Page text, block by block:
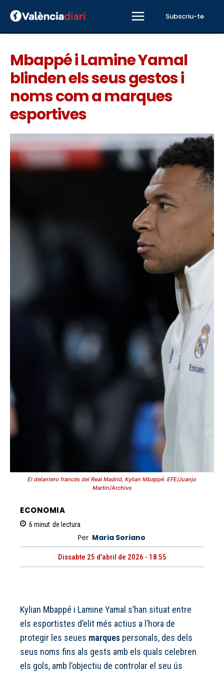
Subscriu-te
Mbappé i Lamine Yamal
blinden els seus gestos i
noms com a marques
esportives
El delantero francés del Real Madrid, Kylian Mbappé. EFE/Juanjo
Martín/Archivo
ECONOMIA
6 minut de lectura
Per Maria Soriano
Dissabte 25 d'abril de 2026 - 18:55
Kylian Mbappé i Lamine Yamal s’han situat entre
els esportistes d’elit més actius a l’hora de
protegir les seues marques personals, des dels
seus noms fins als gests amb els quals celebren
els gols, amb l’objectiu de controlar el seu ús